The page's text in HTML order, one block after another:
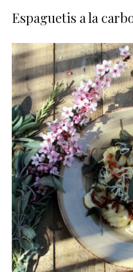
Espaguetis a la